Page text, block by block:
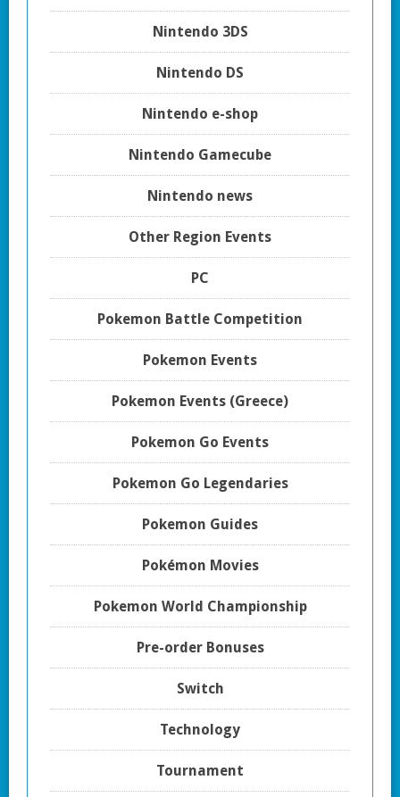
Nintendo 3DS
Nintendo DS
Nintendo e-shop
Nintendo Gamecube
Nintendo news
Other Region Events
PC
Pokemon Battle Competition
Pokemon Events
Pokemon Events (Greece)
Pokemon Go Events
Pokemon Go Legendaries
Pokemon Guides
Pokémon Movies
Pokemon World Championship
Pre-order Bonuses
Switch
Technology
Tournament